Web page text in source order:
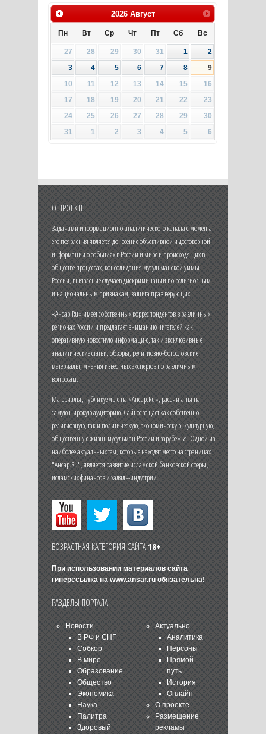
2026 Август
Пн Вт Ср Чт Пт Сб Вс
27 28 29 30 31 1
2
3
4 5 6 7 8
9
10
11 12 13 14 15
16
17
18 19 20 21 22
23
24
25 26 27 28 29
30
31
1 2 3 4 5 6
О ПРОЕКТЕ
Задачами информационно-аналитического канала с момента
его появления является донесение объективной и достоверной
информации о событиях в России и мире и происходящих в
обществе процессах, консолидация мусульманской уммы
России, выявление случаев дискриминации по религиозным
и национальным признакам, защита прав верующих.
«Ансар.Ru» имеет собственных корреспондентов в различных
регионах России и предлагает вниманию читателей как
оперативную новостную информацию, так и эксклюзивные
аналитические статьи, обзоры, религиозно-богословские
материалы, мнения известных экспертов по различным
вопросам.
Материалы, публикуемые на «Ансар.Ru», рассчитаны на
самую широкую аудиторию. Сайт освещает как собственно
религиозную, так и политическую, экономическую, культурную,
общественную жизнь мусульман России и зарубежья. Одной из
наиболее актуальных тем, которые находят место на страницах
"Ансар.Ru", является развитие исламской банковской сферы,
исламских финансов и халяль-индустрии.
ВОЗРАСТНАЯ КАТЕГОРИЯ САЙТА18+
При использовании материалов сайта
гиперссылка на www.ansar.ruобязательна!
РАЗДЕЛЫ ПОРТАЛА
Новости
В РФ и СНГ
Собкор
В мире
Образование
Общество
Экономика
Наука
Палитра
Здоровый
Актуально
Аналитика
Персоны
Прямой
путь
История
Онлайн
О проекте
Размещение
рекламы